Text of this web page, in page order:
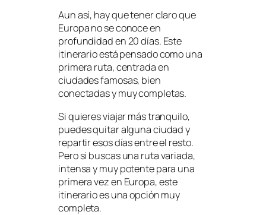
Aun así, hay que tener claro que
Europa no se conoce en
profundidad en 20 días. Este
itinerario está pensado como una
primera ruta, centrada en
ciudades famosas, bien
conectadas y muy completas.
Si quieres viajar más tranquilo,
puedes quitar alguna ciudad y
repartir esos días entre el resto.
Pero si buscas una ruta variada,
intensa y muy potente para una
primera vez en Europa, este
itinerario es una opción muy
completa.